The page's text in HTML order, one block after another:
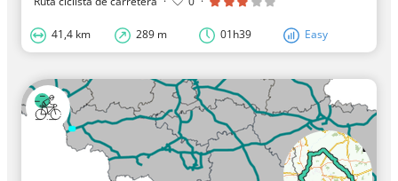
41,4 km 289 m 01h39 Easy